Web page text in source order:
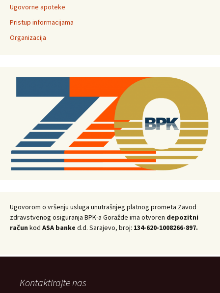
Ugovorne apoteke
Pristup informacijama
Organizacija
Ugovorom o vršenju usluga unutrašnjeg platnog prometa Zavod
zdravstvenog osiguranja BPK-a Goražde ima otvoren depozitni
račun kod ASA banke d.d. Sarajevo, broj: 134-620-1008266-897.
Kontaktirajte nas